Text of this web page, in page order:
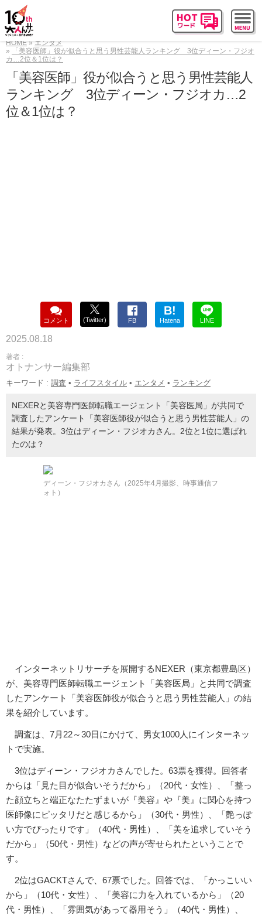
HOME
エンタメ
「美容医師」役が似合うと思う男性芸能人ランキング 3位ディーン・フジオ
カ…2位＆1位は？
「美容医師」役が似合うと思う男性芸能人
ランキング 3位ディーン・フジオカ…2
位＆1位は？
コメント (Twitter) FB
B!
Hatena LINE
2025.08.18
著者 :
オトナンサー編集部
キーワード : 調査 • ライフスタイル • エンタメ • ランキング
NEXERと美容専門医師転職エージェント「美容医局」が共同で
調査したアンケート「美容医師役が似合うと思う男性芸能人」の
結果が発表。3位はディーン・フジオカさん。2位と1位に選ばれ
たのは？
ディーン・フジオカさん（2025年4月撮影、時事通信フ
ォト）
インターネットリサーチを展開するNEXER（東京都豊島区）
が、美容専門医師転職エージェント「美容医局」と共同で調査
したアンケート「美容医師役が似合うと思う男性芸能人」の結
果を紹介しています。
調査は、7月22～30日にかけて、男女1000人にインターネッ
トで実施。
3位はディーン・フジオカさんでした。63票を獲得。回答者
からは「見た目が似合いそうだから」（20代・女性）、「整っ
た顔立ちと端正なたたずまいが『美容』や『美』に関心を持つ
医師像にピッタリだと感じるから」（30代・男性）、「艶っぽ
い方でぴったりです」（40代・男性）、「美を追求していそう
だから」（50代・男性）などの声が寄せられたということで
す。
2位はGACKTさんで、67票でした。回答では、「かっこいい
から」（10代・女性）、「美容に力を入れているから」（20
代・男性）、「雰囲気があって器用そう」（40代・男性）、